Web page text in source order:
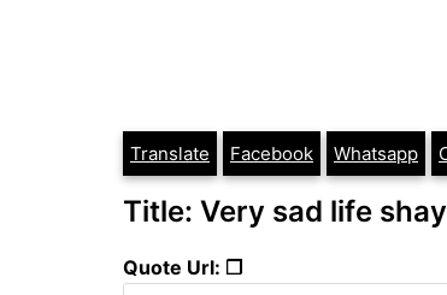
Translate Facebook Whatsapp
Title: Very sad life
Quote Url: ❐